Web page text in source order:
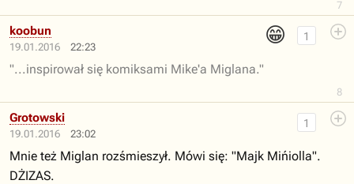
7
19.01.2016 22:23
😁
8
1
koobun
"...inspirował się komiksami Mike'a Miglana."
19.01.2016 23:02
1
Grotowski
Mnie też Miglan rozśmieszył. Mówi się: "Majk Mińiolla".
DŻIZAS.